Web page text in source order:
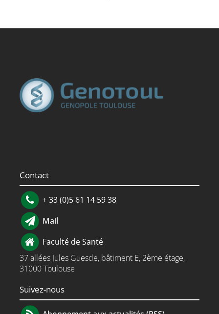
Contact
+ 33 (0)5 61 14 59 38
Mail
Faculté de Santé
37 allées Jules Guesde, bâtiment E, 2ème étage,
31000 Toulouse
Suivez-nous